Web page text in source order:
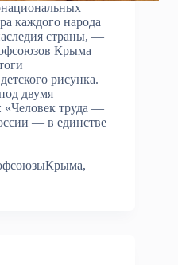
каждого народа
страны, —
Крыма
рисунка.
двумя
«Человек труда —
— в единстве
,